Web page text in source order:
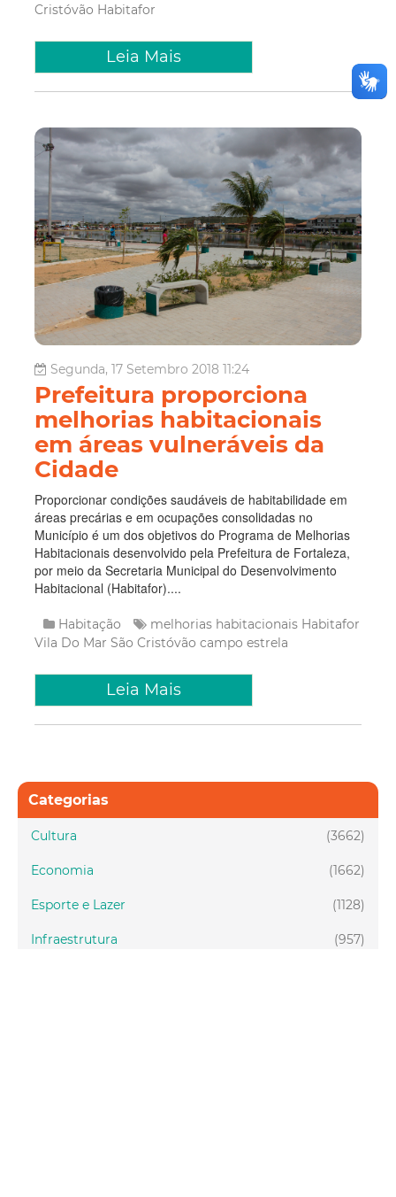
Cristóvão Habitafor
Leia Mais
Segunda, 17 Setembro 2018 11:24
Prefeitura proporciona
melhorias habitacionais
em áreas vulneráveis da
Cidade
Proporcionar condições saudáveis de habitabilidade em
áreas precárias e em ocupações consolidadas no
Município é um dos objetivos do Programa de Melhorias
Habitacionais desenvolvido pela Prefeitura de Fortaleza,
por meio da Secretaria Municipal do Desenvolvimento
Habitacional (Habitafor)....
Habitação melhorias habitacionais Habitafor
Vila Do Mar São Cristóvão campo estrela
Leia Mais
Categorias
(3662)
Cultura
(1662)
Economia
(1128)
Esporte e Lazer
(957)
Infraestrutura